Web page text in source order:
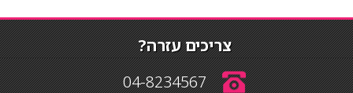
צריכים עזרה?
04-8234567